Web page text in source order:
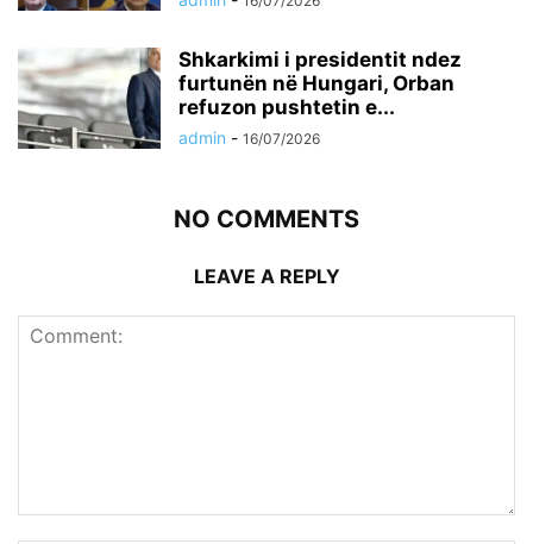
Shkarkimi i presidentit ndez
furtunën në Hungari, Orban
refuzon pushtetin e...
admin - 16/07/2026
NO COMMENTS
LEAVE A REPLY